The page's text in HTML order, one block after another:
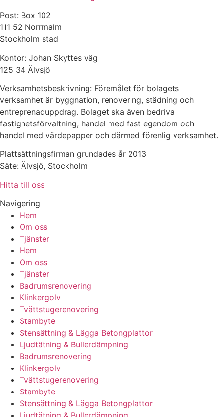
Post: Box 102
111 52 Norrmalm
Stockholm stad
Kontor: Johan Skyttes väg
125 34 Älvsjö
Verksamhetsbeskrivning: Föremålet för bolagets
verksamhet är byggnation, renovering, städning och
entreprenaduppdrag. Bolaget ska även bedriva
fastighetsförvaltning, handel med fast egendom och
handel med värdepapper och därmed förenlig verksamhet.
Plattsättningsfirman grundades år 2013
Säte: Älvsjö, Stockholm
Hitta till oss
Navigering
Hem
Om oss
Tjänster
Hem
Om oss
Tjänster
Badrumsrenovering
Klinkergolv
Tvättstugerenovering
Stambyte
Stensättning & Lägga Betongplattor
Ljudtätning & Bullerdämpning
Badrumsrenovering
Klinkergolv
Tvättstugerenovering
Stambyte
Stensättning & Lägga Betongplattor